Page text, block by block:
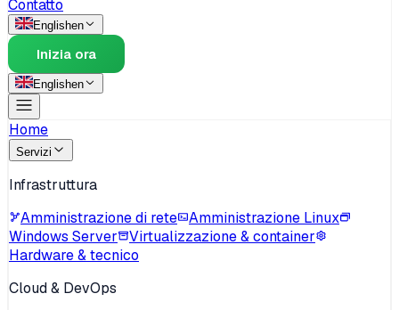
Contatto
Englishen
Inizia ora
Englishen
Home
Servizi
Infrastruttura
Amministrazione di rete
Amministrazione Linux
Windows Server
Virtualizzazione & container
Hardware & tecnico
Cloud & DevOps